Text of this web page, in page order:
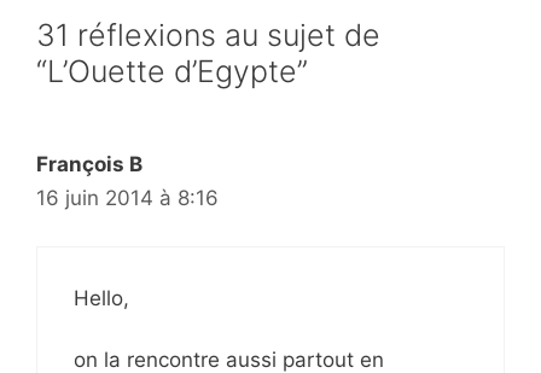
31 réflexions au sujet de
“L’Ouette d’Egypte”
François B
16 juin 2014 à 8:16
Hello,
on la rencontre aussi partout en